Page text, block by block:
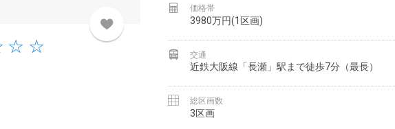
価格帯
3980万円(1区画)
交通
近鉄大阪線「長瀬」駅まで徒歩7分（最長）
総区画数
3区画